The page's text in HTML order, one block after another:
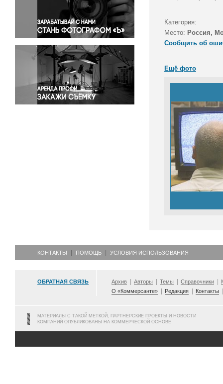
Правосудие
Происшествия и конфликты
Религия
Светская жизнь
Спорт
Экология
Экономика и бизнес
Категория:
Место: Россия,
Сообщить об
Ещё фото
КОНТАКТЫ ПОМОЩЬ УСЛОВИЯ ИСПОЛЬЗОВАНИЯ
ОБРАТНАЯ СВЯЗЬ Архив Авторы Темы Справочники
О «Коммерсанте»
Редакция Контакты
МАТЕРИАЛЫ С ТАКОЙ МЕТКОЙ, ПАРТНЕРСКИЕ ПРОЕКТЫ И НОВОСТИ
КОМПАНИЙ ОПУБЛИКОВАНЫ НА КОММЕРЧЕСКОЙ ОСНОВЕ